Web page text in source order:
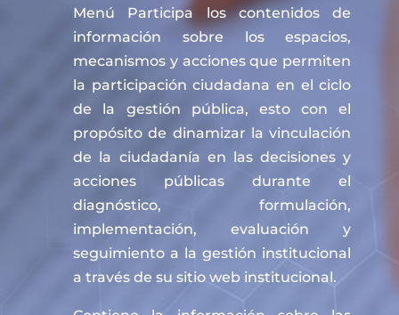
Menú Participa los contenidos de
información sobre los espacios,
mecanismos y acciones que permiten
la participación ciudadana en el ciclo
de la gestión pública, esto con el
propósito de dinamizar la vinculación
de la ciudadanía en las decisiones y
acciones públicas durante el
diagnóstico, formulación,
implementación, evaluación y
seguimiento a la gestión institucional
a través de su sitio web institucional.